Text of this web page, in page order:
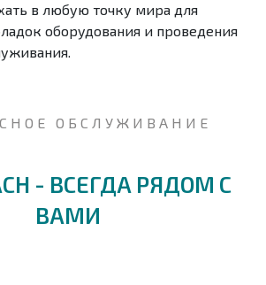
в любую точку мира для
оборудования и проведения
ОБСЛУЖИВАНИЕ
- ВСЕГДА РЯДОМ С
ВАМИ